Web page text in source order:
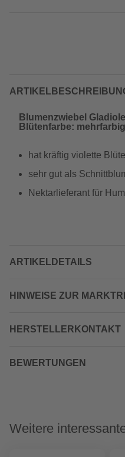
Blumenzwiebel
Blütenfarbe: mehrfarbig
hat kräftig violette
sehr gut als
Nektarlieferant für
ARTIKELDETAILS
HINWEISE ZUR
HERSTELLERKONTAKT
BEWERTUNGEN
Weitere